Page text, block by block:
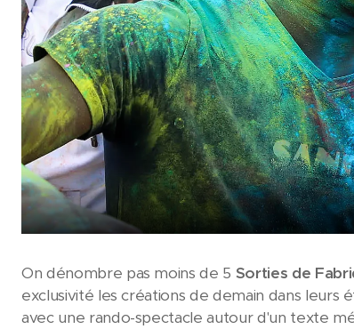
On dénombre pas moins de 5 Sorties de
exclusivité les créations de demain dans leurs
avec une rando-spectacle autour d'un texte